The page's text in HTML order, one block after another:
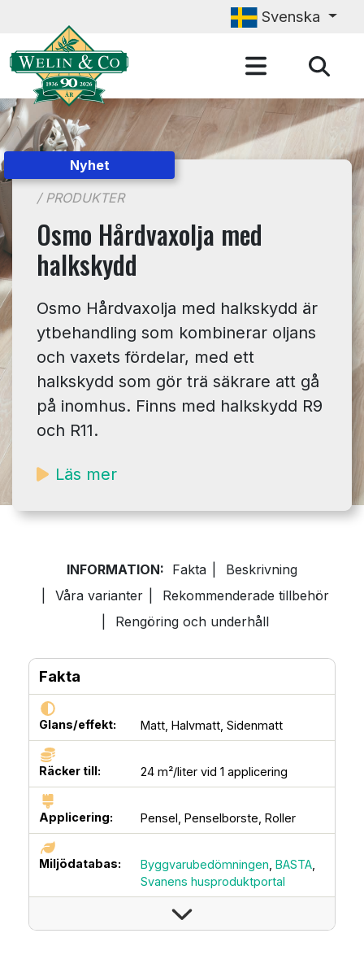
Svenska
Nyhet
/ PRODUKTER
Osmo Hårdvaxolja med
halkskydd
Osmo Hårdvaxolja med halkskydd är
ytbehandling som kombinerar oljans
och vaxets fördelar, med ett
halkskydd som gör trä säkrare att gå
på inomhus. Finns med halkskydd R9
och R11.
Läs mer
INFORMATION: Fakta
Beskrivning
Våra varianter
Rekommenderade tillbehör
Rengöring och underhåll
Fakta
Glans/effekt: Matt, Halvmatt, Sidenmatt
Räcker till: 24 m²/liter vid 1 applicering
Applicering: Pensel, Penselborste, Roller
Miljödatabas: Byggvarubedömningen, BASTA,
Svanens husproduktportal